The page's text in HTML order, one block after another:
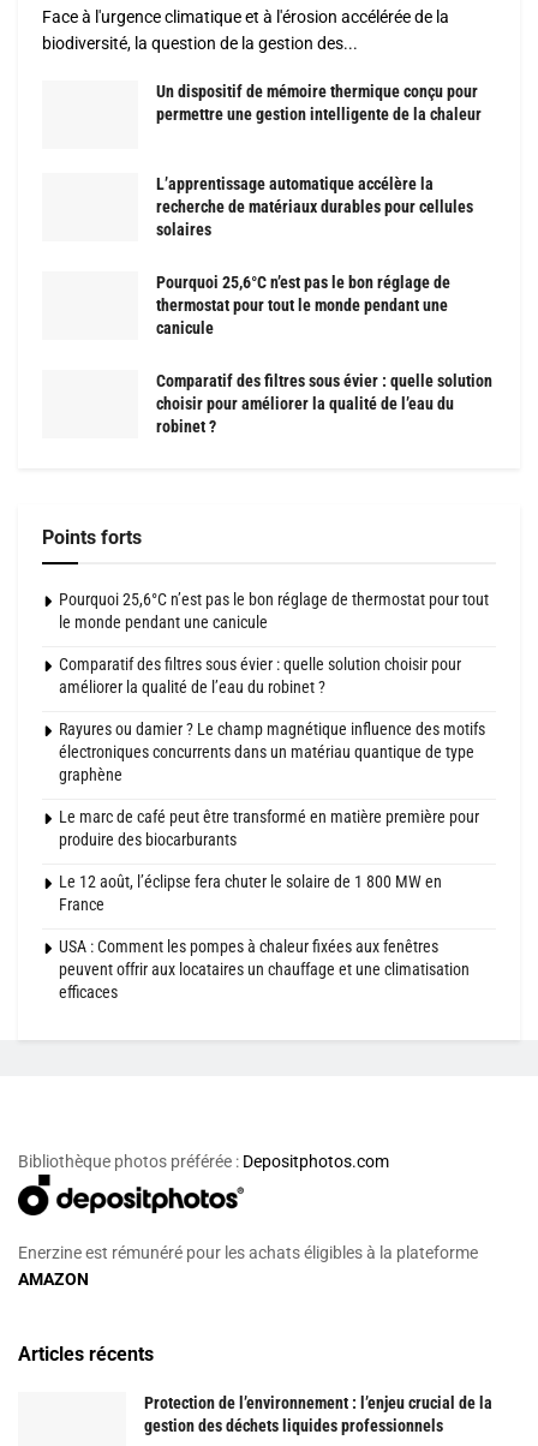
Face à l'urgence climatique et à l'érosion accélérée de la
biodiversité, la question de la gestion des...
Un dispositif de mémoire thermique conçu pour
permettre une gestion intelligente de la chaleur
L’apprentissage automatique accélère la
recherche de matériaux durables pour cellules
solaires
Pourquoi 25,6°C n’est pas le bon réglage de
thermostat pour tout le monde pendant une
canicule
Comparatif des filtres sous évier : quelle solution
choisir pour améliorer la qualité de l’eau du
robinet ?
Points forts
Pourquoi 25,6°C n’est pas le bon réglage de thermostat pour tout
le monde pendant une canicule
Comparatif des filtres sous évier : quelle solution choisir pour
améliorer la qualité de l’eau du robinet ?
Rayures ou damier ? Le champ magnétique influence des motifs
électroniques concurrents dans un matériau quantique de type
graphène
Le marc de café peut être transformé en matière première pour
produire des biocarburants
Le 12 août, l’éclipse fera chuter le solaire de 1 800 MW en
France
USA : Comment les pompes à chaleur fixées aux fenêtres
peuvent offrir aux locataires un chauffage et une climatisation
efficaces
Bibliothèque photos préférée : Depositphotos.com
Enerzine est rémunéré pour les achats éligibles à la plateforme
AMAZON
Articles récents
Protection de l’environnement : l’enjeu crucial de la
gestion des déchets liquides professionnels